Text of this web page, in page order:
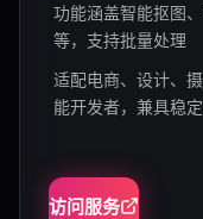
功能涵盖智能抠图
等，支持批量处理
适配电商、设计、
能开发者，兼具稳
访问服务